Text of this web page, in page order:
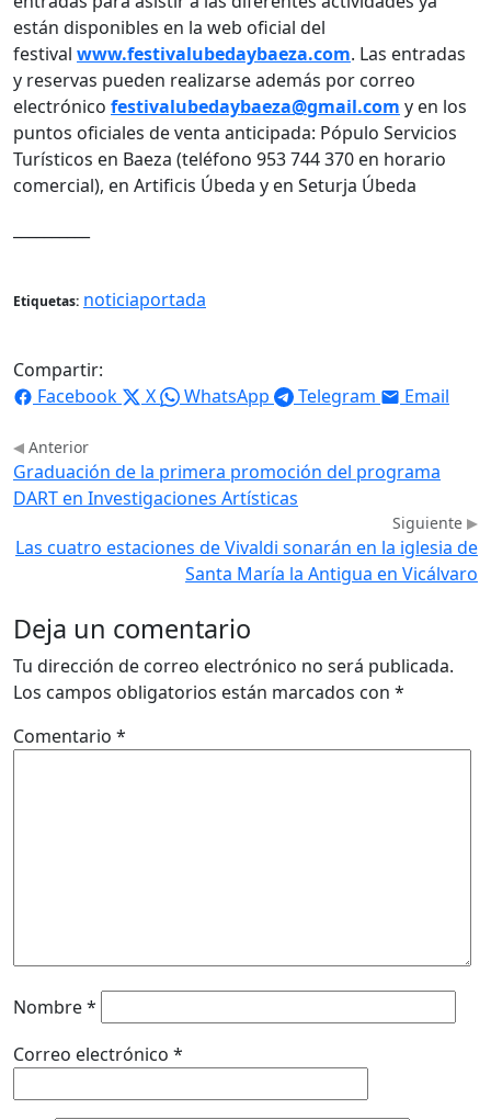
están disponibles en la web oficial del
festival www.festivalubedaybaeza.com. Las entradas
y reservas pueden realizarse además por correo
electrónico festivalubedaybaeza@gmail.com y en los
puntos oficiales de venta anticipada: Pópulo Servicios
Turísticos en Baeza (teléfono 953 744 370 en horario
comercial), en Artificis Úbeda y en Seturja Úbeda
Etiquetas: noticiaportada
Compartir:
Facebook
X WhatsApp Telegram Email
Anterior
Graduación de la primera promoción del programa
DART en Investigaciones Artísticas
Siguiente
Las cuatro estaciones de Vivaldi sonarán en la iglesia de
Santa María la Antigua en Vicálvaro
Deja un comentario
Tu dirección de correo electrónico no será publicada.
Los campos obligatorios están marcados con *
Comentario *
Nombre*
Correo electrónico *